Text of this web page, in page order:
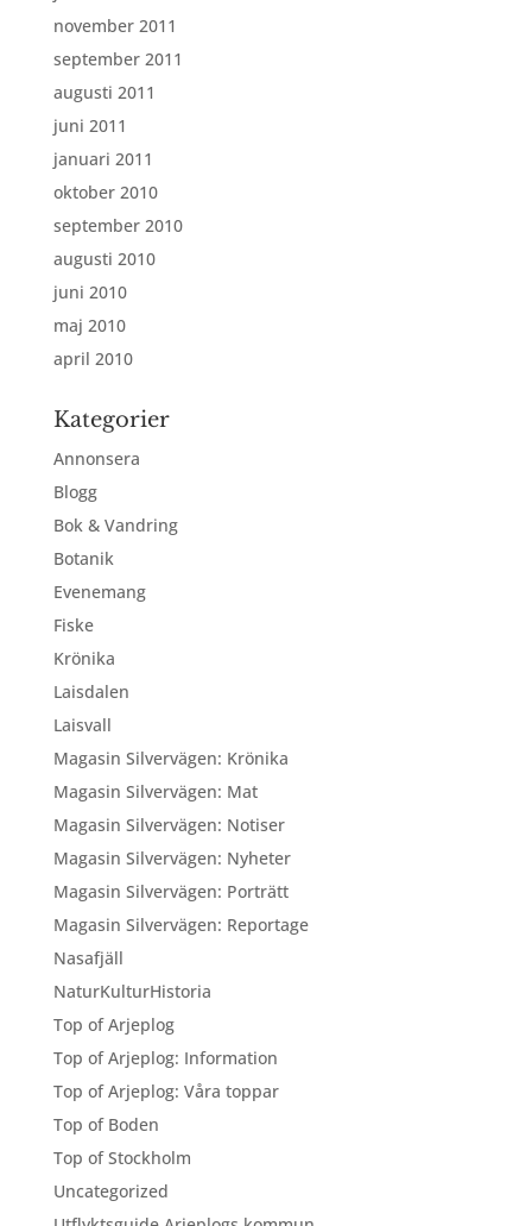
november 2011
september 2011
augusti 2011
juni 2011
januari 2011
oktober 2010
september 2010
augusti 2010
juni 2010
maj 2010
april 2010
Kategorier
Annonsera
Blogg
Bok & Vandring
Botanik
Evenemang
Fiske
Krönika
Laisdalen
Laisvall
Magasin Silvervägen: Krönika
Magasin Silvervägen: Mat
Magasin Silvervägen: Notiser
Magasin Silvervägen: Nyheter
Magasin Silvervägen: Porträtt
Magasin Silvervägen: Reportage
Nasafjäll
NaturKulturHistoria
Top of Arjeplog
Top of Arjeplog: Information
Top of Arjeplog: Våra toppar
Top of Boden
Top of Stockholm
Uncategorized